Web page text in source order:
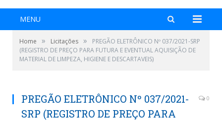
MENU
Home » Licitações »
PREGÃO ELETRÔNICO Nº 037/2021-SRP
(REGISTRO DE PREÇO PARA FUTURA E EVENTUAL AQUISIÇÃO DE
MATERIAL DE LIMPEZA, HIGIENE E DESCARTAVEIS)
PREGÃO ELETRÔNICO Nº 037/2021-
SRP (REGISTRO DE PREÇO PARA
0